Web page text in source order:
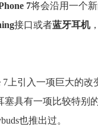
7将会沿用一个
接口或者蓝牙耳机
7上引入一项巨大的
塞具有一项比较特
也推出过。